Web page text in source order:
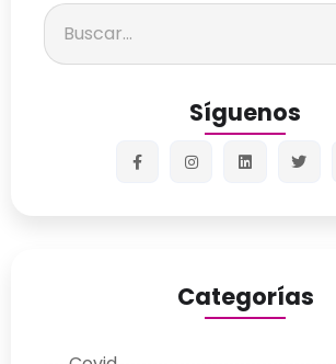
Síguenos
Categorías